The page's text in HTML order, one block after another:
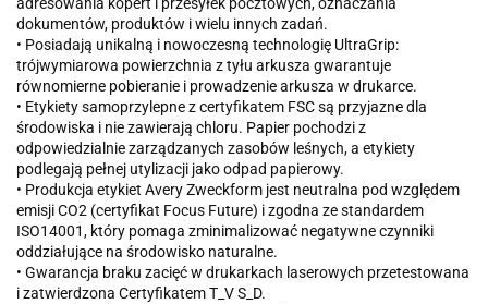
adresowania kopert i przesyłek pocztowych, oznaczania
dokumentów, produktów i wielu innych zadań.
• Posiadają unikalną i nowoczesną technologię UltraGrip:
trójwymiarowa powierzchnia z tyłu arkusza gwarantuje
równomierne pobieranie i prowadzenie arkusza w drukarce.
• Etykiety samoprzylepne z certyfikatem FSC są przyjazne dla
środowiska i nie zawierają chloru. Papier pochodzi z
odpowiedzialnie zarządzanych zasobów leśnych, a etykiety
podlegają pełnej utylizacji jako odpad papierowy.
• Produkcja etykiet Avery Zweckform jest neutralna pod względem
emisji CO2 (certyfikat Focus Future) i zgodna ze standardem
ISO14001, który pomaga zminimalizować negatywne czynniki
oddziałujące na środowisko naturalne.
• Gwarancja braku zacięć w drukarkach laserowych przetestowana
i zatwierdzona Certyfikatem T_V S_D.